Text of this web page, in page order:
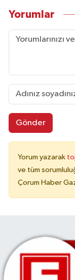
Yorumlar
Gönder
Yorum yazarak
ve tüm
Çorum Haber